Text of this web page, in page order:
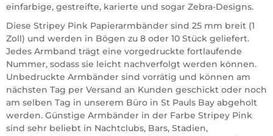
einfarbige, gestreifte, karierte und sogar Zebra-Designs.
Diese Stripey Pink Papierarmbänder sind 25 mm breit (1
Zoll) und werden in Bögen zu 8 oder 10 Stück geliefert.
Jedes Armband trägt eine vorgedruckte fortlaufende
Nummer, sodass sie leicht nachverfolgt werden können.
Unbedruckte Armbänder sind vorrätig und können am
nächsten Tag per Versand an Kunden geschickt oder noch
am selben Tag in unserem Büro in St Pauls Bay abgeholt
werden. Günstige Armbänder in der Farbe Stripey Pink
sind sehr beliebt in Nachtclubs, Bars, Stadien,